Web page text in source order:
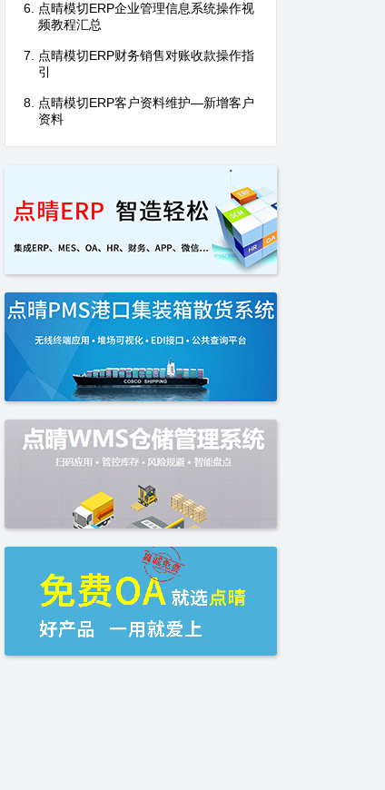
点晴模切ERP企业管理信息系统操作视
频教程汇总
点晴模切ERP财务销售对账收款操作指
引
点晴模切ERP客户资料维护—新增客户
资料